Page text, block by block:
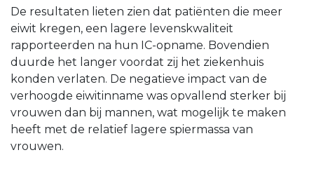
De resultaten lieten zien dat patiënten die meer
eiwit kregen, een lagere levenskwaliteit
rapporteerden na hun IC-opname. Bovendien
duurde het langer voordat zij het ziekenhuis
konden verlaten. De negatieve impact van de
verhoogde eiwitinname was opvallend sterker bij
vrouwen dan bij mannen, wat mogelijk te maken
heeft met de relatief lagere spiermassa van
vrouwen.